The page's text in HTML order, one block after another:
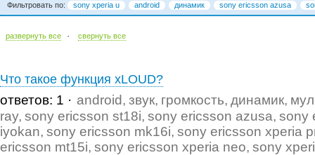
Фильтровать по: sony xperia u android динамик sony ericsson azusa
развернуть все · cвернуть все
Что такое функция xLOUD?
ответов: 1 android звук громкость динамик
ray sony ericsson st18i sony ericsson azusa sony
iyokan sony ericsson mk16i sony ericsson xperia
ericsson mt15i sony ericsson xperia neo sony